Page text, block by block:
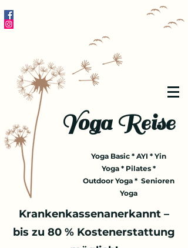
Yoga Reise
Yoga Basic * AYI * Yin
Yoga * Pilates *
Outdoor Yoga * Senioren
Yoga
Krankenkassenanerkannt –
bis zu 80 % Kostenerstattung